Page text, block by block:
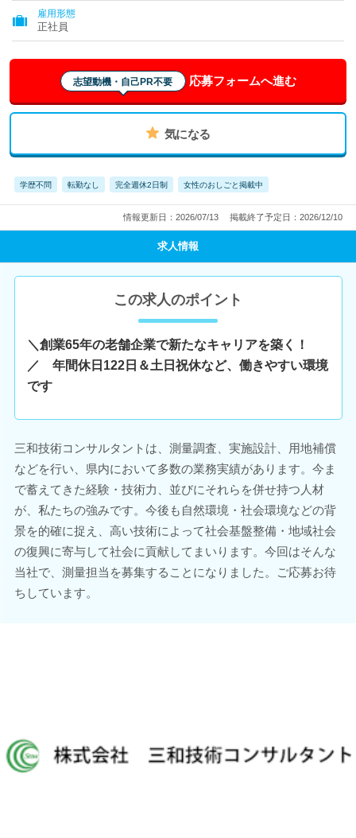
雇用形態
正社員
志望動機・自己PR不要 応募フォームへ進む
気になる
学歴不問 転勤なし 完全週休2日制 女性のおしごと掲載中
情報更新日：2026/07/13 掲載終了予定日：2026/12/10
求人情報
この求人のポイント
＼創業65年の老舗企業で新たなキャリアを築く！
／ 年間休日122日＆土日祝休など、働きやすい環境
です
三和技術コンサルタントは、測量調査、実施設計、用地補償
などを行い、県内において多数の業務実績があります。今ま
で蓄えてきた経験・技術力、並びにそれらを併せ持つ人材
が、私たちの強みです。今後も自然環境・社会環境などの背
景を的確に捉え、高い技術によって社会基盤整備・地域社会
の復興に寄与して社会に貢献してまいります。今回はそんな
当社で、測量担当を募集することになりました。ご応募お待
ちしています。